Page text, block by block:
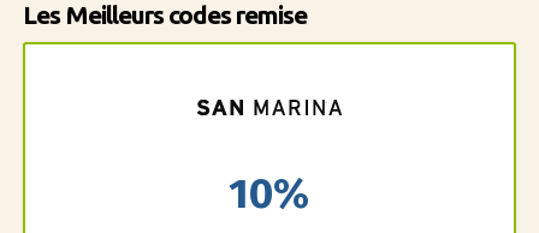
Les Meilleurs codes remise
10%